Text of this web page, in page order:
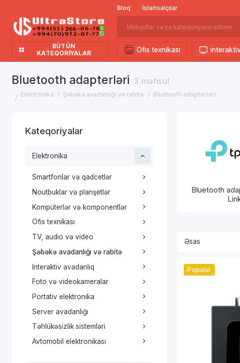
Bloq İstehsalçılar
BÜTÜN
KATEQORIYALAR
Ofis texnikası
Bluetooth adapterləri 3 məhsul
Elektronika Şəbəkə avadanlığı və rabitə Bluetooth adapterləri
Kateqoriyalar
Elektronika
Smartfonlar və qadcetlər
Noutbuklar və planşetlər
Kompüterlər və komponentlər
Ofis texnikası
TV, audio və video
Şəbəkə avadanlığı və rabitə
Interaktiv avadanlıq
Foto və videokameralar
Portativ elektronika
Server avadanlığı
Təhlükəsizlik sistemləri
Avtomobil elektronikası
Bluetooth
Popular